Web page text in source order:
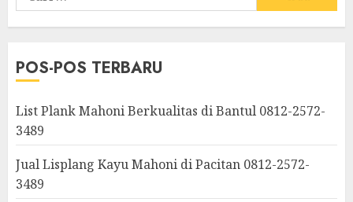
POS-POS TERBARU
List Plank Mahoni Berkualitas di Bantul 0812-2572-
3489
Jual Lisplang Kayu Mahoni di Pacitan 0812-2572-
3489